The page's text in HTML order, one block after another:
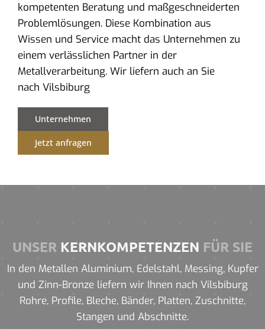
kompetenten Beratung und maßgeschneiderten
Problemlösungen. Diese Kombination aus
Wissen und Service macht das Unternehmen zu
einem verlässlichen Partner in der
Metallverarbeitung. Wir liefern auch an Sie
nach Vilsbiburg
Unternehmen
Jetzt anfragen
UNSER KERNKOMPETENZEN FÜR SIE
In den Metallen Aluminium, Edelstahl, Messing, Kupfer
und Zinn-Bronze liefern wir Ihnen nach Vilsbiburg
Rohre, Profile, Bleche, Bänder, Platten, Zuschnitte,
Stangen und Abschnitte.